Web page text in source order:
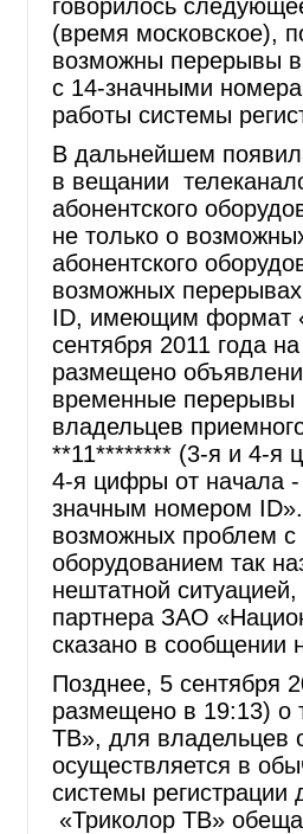
говорилось
(время московское),
возможны перерывы в
с 14-значными
работы системы
В дальнейшем
в вещании
абонентского
не только о
абонентского
возможных
ID, имеющим формат
сентября 2011 года
размещено
временные перерывы
владельцев
**11******** (3-я и 4-я
4-я цифры от начала
значным номером
возможных проблем с
оборудованием так
нештатной
партнера ЗАО
сказано в сообщении
Позднее, 5 сентября
размещено в 19:13) о
ТВ», для владельцев
осуществляется в
системы
«Триколор ТВ»